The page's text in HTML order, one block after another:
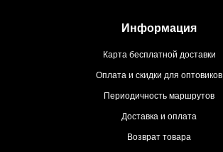
Информация
Карта бесплатной доставки
Оплата и скидки для оптовиков
Периодичность маршрутов
Доставка и оплата
Возврат товара